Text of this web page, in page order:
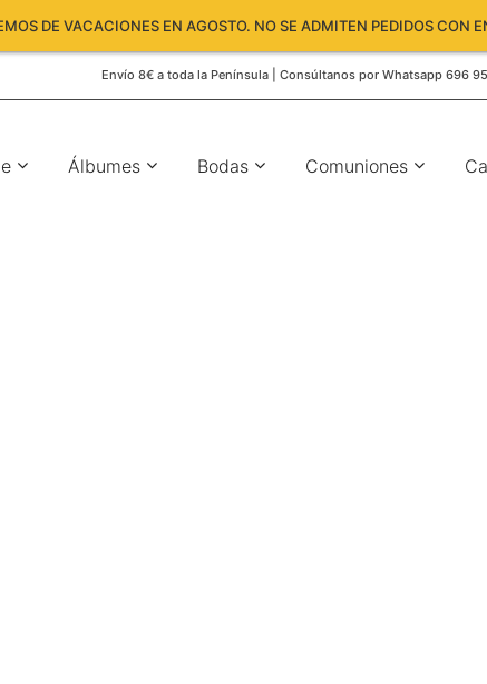
DE VACACIONES EN AGOSTO. NO SE ADMITEN PEDIDOS CON
Envío 8€ a toda la Península | Consúltanos por Whatsapp 696
Álbumes Bodas Comuniones